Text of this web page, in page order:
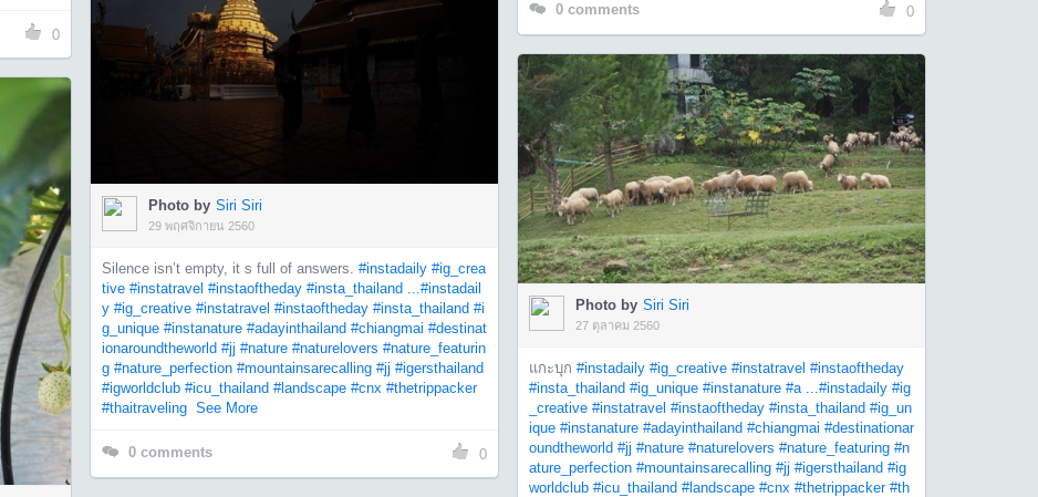
0
0 comments 0
Photo by Siri Siri
29 พฤศจิกายน 2560
Silence isn’t empty, it s full of answers. #instadaily #ig_crea
tive #instatravel #instaoftheday #insta_thailand ...#instadail
y #ig_creative #instatravel #instaoftheday #insta_thailand #i
g_unique #instanature #adayinthailand #chiangmai #destinat
ionaroundtheworld #jj #nature #naturelovers #nature_featurin
g #nature_perfection #mountainsarecalling #jj #igersthailand
#igworldclub #icu_thailand #landscape #cnx #thetrippacker
#thaitraveling See More
0 comments 0
Photo by Siri Siri
27 ตุลาคม 2560
แกะบุก #instadaily #ig_creative #instatravel #instaoftheday
#insta_thailand #ig_unique #instanature #a ...#instadaily #ig
_creative #instatravel #instaoftheday #insta_thailand #ig_un
ique #instanature #adayinthailand #chiangmai #destinationar
oundtheworld #jj #nature #naturelovers #nature_featuring #n
ature_perfection #mountainsarecalling #jj #igersthailand #ig
worldclub #icu_thailand #landscape #cnx #thetrippacker #th